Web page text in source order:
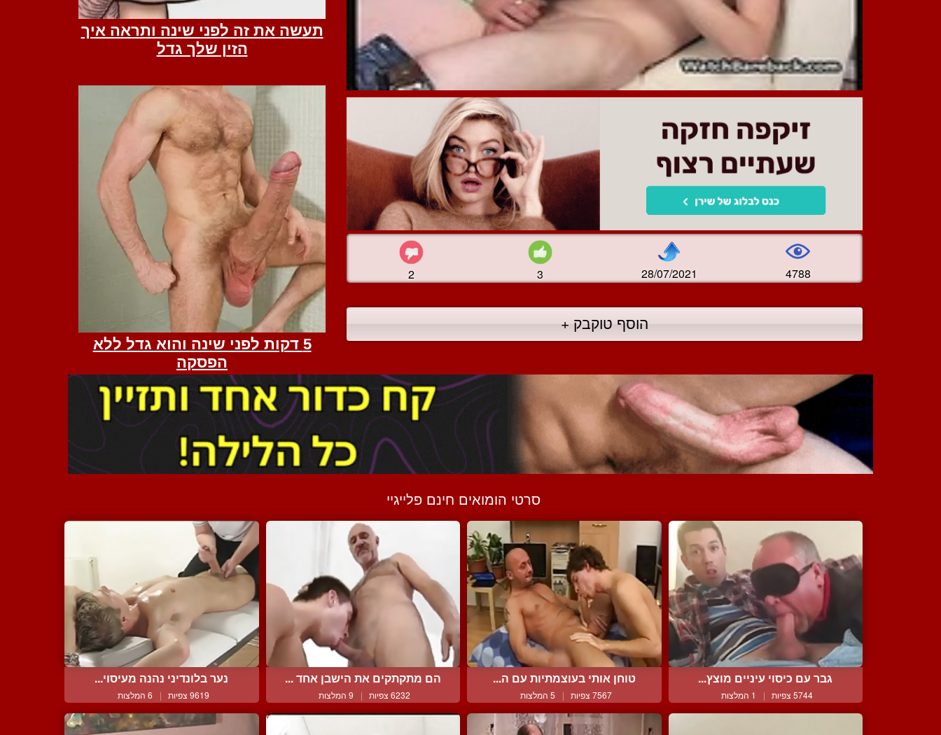
2 3 28/07/2021 4788
הוסף טוקבק +
סרטי הומואים חינם פלייגיי
גבר עם כיסוי עיניים מוצץ...
5744 צפיות | 1 המלצות
טוחן אותי בעוצמתיות עם ה...
7567 צפיות | 5 המלצות
הם מתקתקים את הישבן אחד ...
6232 צפיות | 9 המלצות
נער בלונדיני נהנה מעיסוי...
9619 צפיות | 6 המלצות